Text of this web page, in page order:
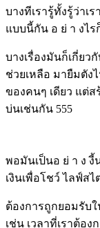
บางทีเรารู้ทั้งรู้ว่าเ
แบบนี้กัน อ ย่ า งไร
บางเรื่องมันก็เกี่ย
ช่วยเหลือ มายืมตัง
ของคนๆ เดียว แต่ส
บ่นเช่นกัน 555
พอมันเป็นอ ย่ า ง งี้
เงินเพื่อโชว์ ไลฟ์ส
ต้องการถูกยอมรับ
เช่น เวลาที่เราต้อ